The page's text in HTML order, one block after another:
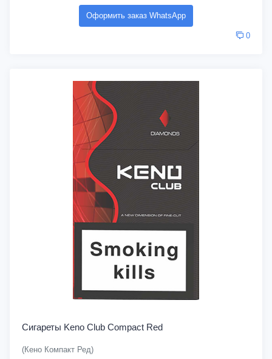
Оформить заказ WhatsApp
0
Сигареты Keno Club Compact Red
(Кено Компакт Ред)